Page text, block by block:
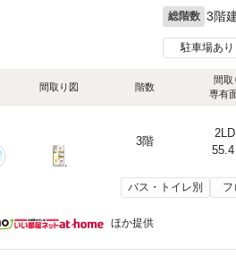
総階数 3階
駐車場あり
間取り図 階数
間取
専有
3階
55.4
バス・トイレ別 フ
ほか提供